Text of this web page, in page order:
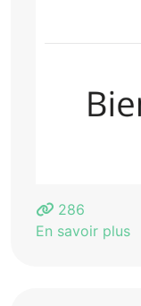
286
En savoir plus